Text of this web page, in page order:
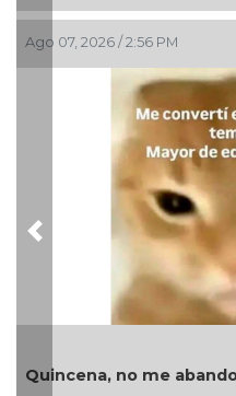
Ago 07, 2026 / 2:56 PM
Quincena, no me
Previous